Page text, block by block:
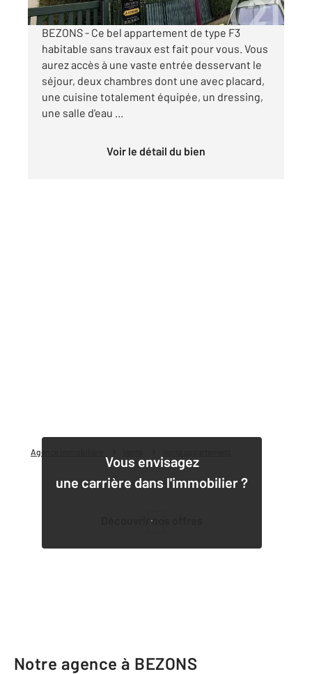
Agence immobilière
BEZONS - Ce bel appartement de type F3
habitable sans travaux est fait pour vous. Vous
aurez accès à une vaste entrée desservant le
séjour, deux chambres dont une avec placard,
une cuisine totalement équipée, un dressing,
une salle d'eau ...
Voir le détail du bien
Vous envisagez
une carrière dans l'immobilier ?
Découvrir nos offres
Notre agence à BEZONS